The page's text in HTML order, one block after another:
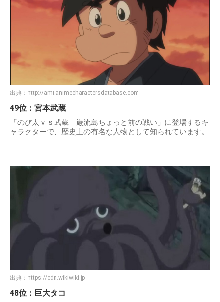
出典： http://ami.animecharactersdatabase.com
49位：宮本武蔵
「のび太ｖｓ武蔵 巌流島ちょっと前の戦い」に登場するキ
ャラクターで、歴史上の有名な人物として知られています。
出典： https://cdn.wikiwiki.jp
48位：巨大タコ